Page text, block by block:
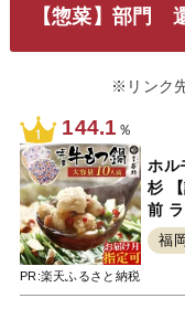
【惣菜】部門
※リンク
144.1 ％
PR:楽天ふるさと納税
ホル
杉
前
凍福